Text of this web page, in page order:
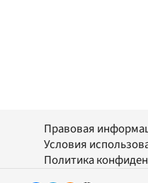
Правовая
Условия
Политика